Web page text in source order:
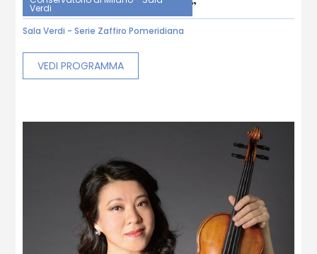
Verdi
pianoforte | “Ti va di ballare?”
Sala Verdi - Serie Zaffiro Pomeridiana
VEDI PROGRAMMA